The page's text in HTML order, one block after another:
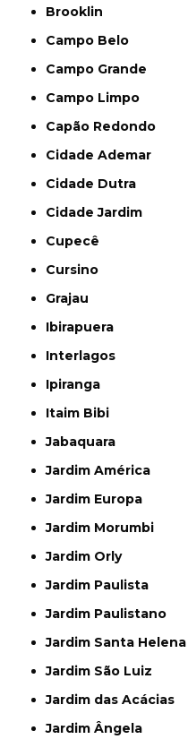
Brooklin
Campo Belo
Campo Grande
Campo Limpo
Capão Redondo
Cidade Ademar
Cidade Dutra
Cidade Jardim
Cupecê
Cursino
Grajau
Ibirapuera
Interlagos
Ipiranga
Itaim Bibi
Jabaquara
Jardim América
Jardim Europa
Jardim Morumbi
Jardim Orly
Jardim Paulista
Jardim Paulistano
Jardim Santa Helena
Jardim São Luiz
Jardim das Acácias
Jardim Ângela